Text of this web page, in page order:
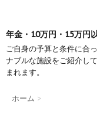
年金・10万円・15万円
ご自身の予算と条件に合
ナブルな施設をご紹介し
まれます。
ホーム >